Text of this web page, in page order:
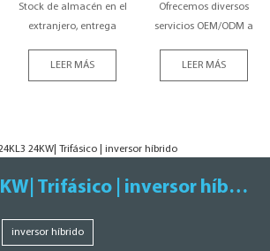
Stock de almacén en el
extranjero, entrega
LEER MÁS
Ofrecemos diversos
servicios OEM/ODM a
LEER MÁS
EH-24KL3 24KW| Trifásico | inversor híbrido
inversor híbrido